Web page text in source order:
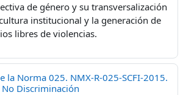
de género y su transversalización
institucional y la generación de
libres de violencias.
la Norma 025. NMX-R-025-SCFI-2015.
Discriminación